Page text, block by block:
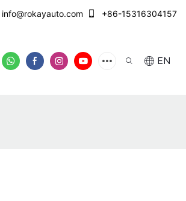
info@rokayauto.com +86-15316304157
СВЯЖИТЕСЬ С НАМИ EN